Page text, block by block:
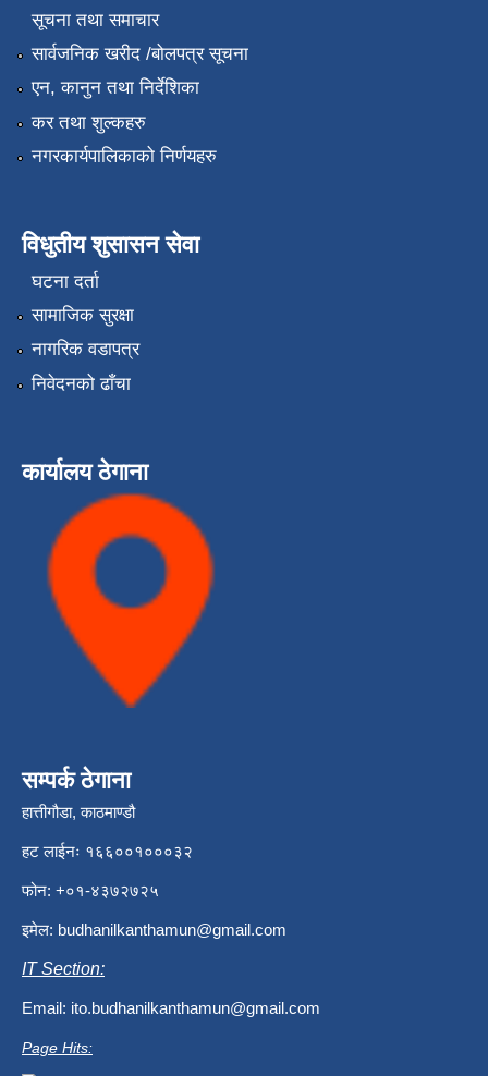
सूचना तथा समाचार
सार्वजनिक खरीद /बोलपत्र सूचना
एन, कानुन तथा निर्देशिका
कर तथा शुल्कहरु
नगरकार्यपालिकाको निर्णयहरु
विधुतीय शुसासन सेवा
घटना दर्ता
सामाजिक सुरक्षा
नागरिक वडापत्र
निवेदनको ढाँचा
कार्यालय ठेगाना
सम्पर्क ठेगाना
हात्तीगौडा, काठमाण्डौ
हट लाईनः १६६००१०००३२
फोन: +०१-४३७२७२५
इमेल: budhanilkanthamun@gmail.com
IT Section:
Email: ito.budhanilkanthamun@gmail.com
Page Hits: